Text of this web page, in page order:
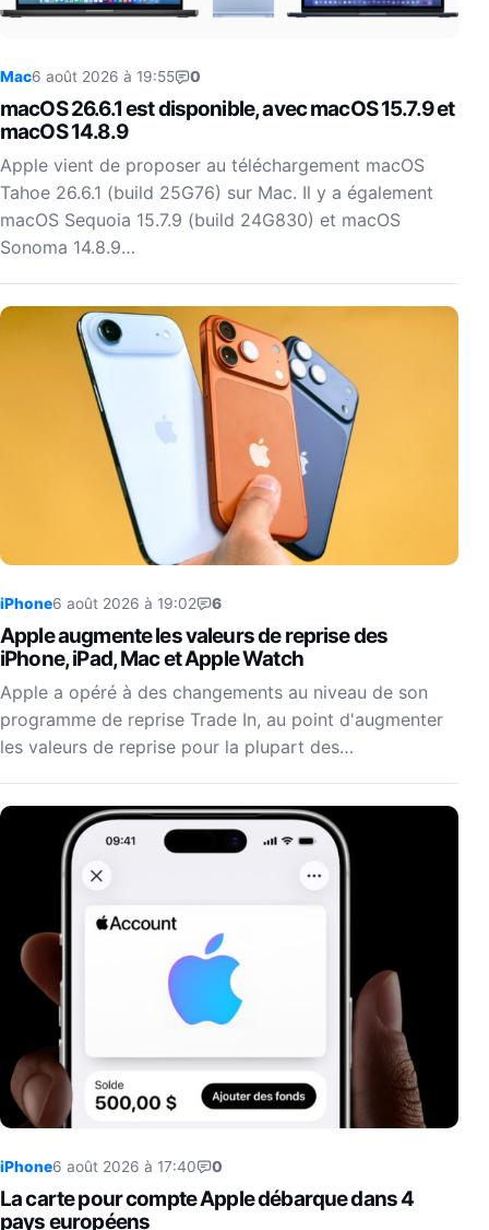
Mac6 août 2026 à 19:55 0
macOS 26.6.1 est disponible, avec macOS 15.7.9 et
macOS 14.8.9
Apple vient de proposer au téléchargement macOS
Tahoe 26.6.1 (build 25G76) sur Mac. Il y a également
macOS Sequoia 15.7.9 (build 24G830) et macOS
Sonoma 14.8.9…
iPhone6 août 2026 à 19:02 6
Apple augmente les valeurs de reprise des
iPhone, iPad, Mac et Apple Watch
Apple a opéré à des changements au niveau de son
programme de reprise Trade In, au point d'augmenter
les valeurs de reprise pour la plupart des…
iPhone6 août 2026 à 17:40 0
La carte pour compte Apple débarque dans 4
pays européens